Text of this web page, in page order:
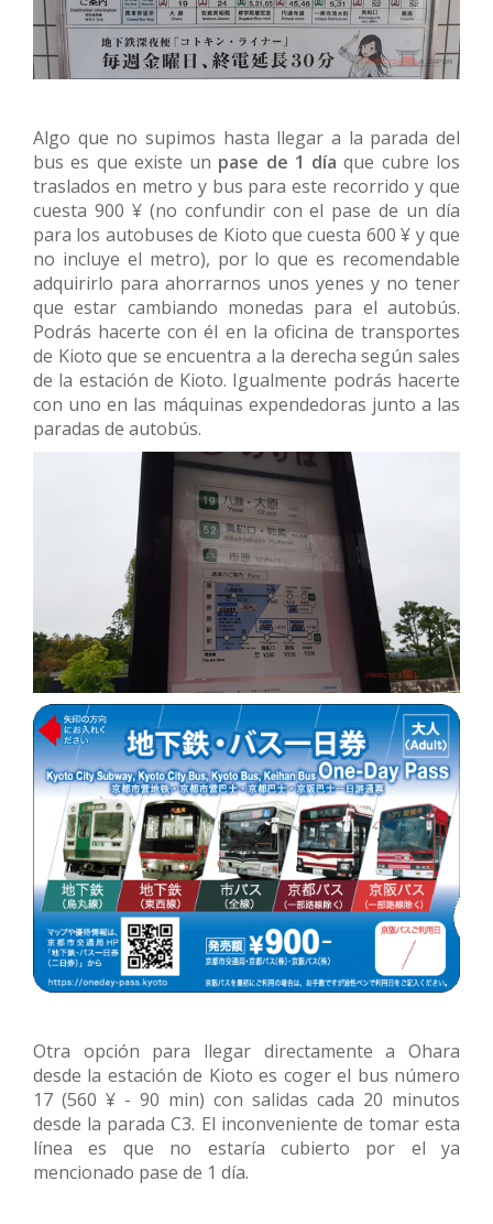
Algo que no supimos hasta llegar a la parada del
bus es que existe un pase de 1 día que cubre los
traslados en metro y bus para este recorrido y que
cuesta 900 ¥ (no confundir con el pase de un día
para los autobuses de Kioto que cuesta 600 ¥ y que
no incluye el metro), por lo que es recomendable
adquirirlo para ahorrarnos unos yenes y no tener
que estar cambiando monedas para el autobús.
Podrás hacerte con él en la oficina de transportes
de Kioto que se encuentra a la derecha según sales
de la estación de Kioto. Igualmente podrás hacerte
con uno en las máquinas expendedoras junto a las
paradas de autobús.
Otra opción para llegar directamente a Ohara
desde la estación de Kioto es coger el bus número
17 (560 ¥ - 90 min) con salidas cada 20 minutos
desde la parada C3. El inconveniente de tomar esta
línea es que no estaría cubierto por el ya
mencionado pase de 1 día.